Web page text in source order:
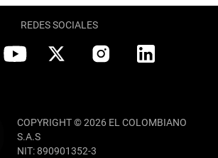
REDES SOCIALES
COPYRIGHT © 2026 EL COLOMBIANO
S.A.S
NIT: 890901352-3